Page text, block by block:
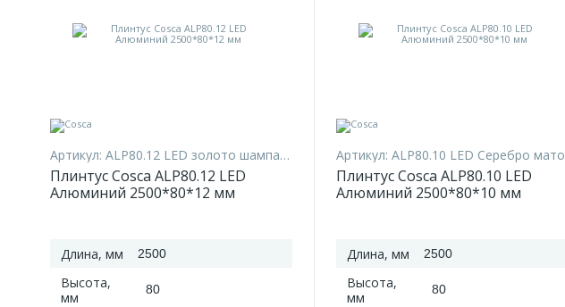
Артикул: ALP80.12 LED золото шампань матовое
Плинтус Cosca ALP80.12 LED
Алюминий 2500*80*12 мм
Длина, мм 2500
Высота,
мм
80
Артикул: ALP80.10 LED Серебро матовое
Плинтус Cosca ALP80.10 LED
Алюминий 2500*80*10 мм
Длина, мм 2500
Высота,
мм
80